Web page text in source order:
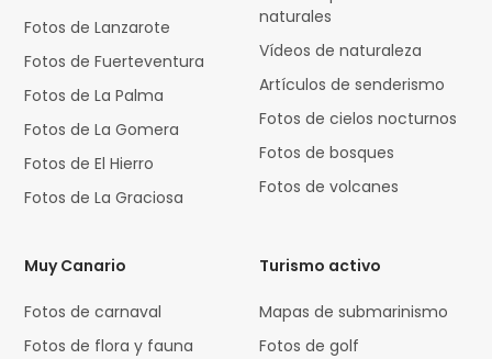
Fotos de Lanzarote
Fotos de Fuerteventura
Fotos de La Palma
Fotos de La Gomera
Fotos de El Hierro
Fotos de La Graciosa
naturales
Vídeos de naturaleza
Artículos de senderismo
Fotos de cielos nocturnos
Fotos de bosques
Fotos de volcanes
Muy Canario
Fotos de carnaval
Fotos de flora y fauna
Turismo activo
Mapas de submarinismo
Fotos de golf